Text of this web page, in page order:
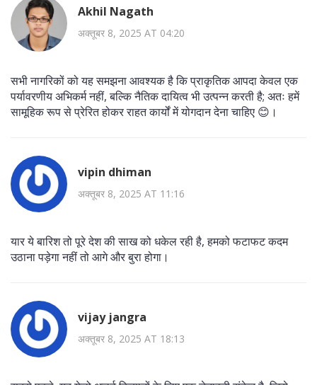
Akhil Nagath
अक्तूबर 8, 2025 AT 04:20
सभी नागरिकों को यह समझना आवश्यक है कि प्राकृतिक आपदा केवल एक
पर्यावरणीय अभिकर्म नहीं, बल्कि नैतिक दायित्व भी उत्पन्न करती है; अतः हमें
सामूहिक रूप से प्रेरित होकर राहत कार्यों में योगदान देना चाहिए 😊।
vipin dhiman
अक्तूबर 8, 2025 AT 11:16
यार ये बारिश तो पूरे देश की साख को धकेल रही है, हमको फटाफट कदम
उठाना पड़ेगा नहीं तो आगे और बुरा होगा।
vijay jangra
अक्तूबर 8, 2025 AT 18:13